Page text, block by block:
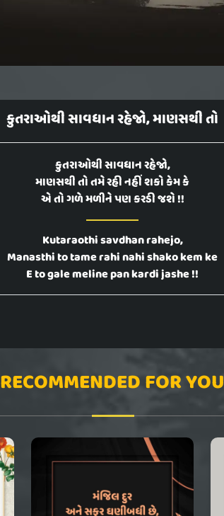
કુતરાઓથી સાવધાન રહેજો, માણસથી તો
કુતરાઓથી સાવધાન રહેજો,
માણસથી તો તમે રહી નહીં શકો કેમ કે
એ તો ગળે મળીને પણ કરડી જશે !!
Kutaraothi savdhan rahejo,
Manasthi to tame rahi nahi shako kem ke
E to gale meline pan kardi jashe !!
RECOMMENDED FOR YOU